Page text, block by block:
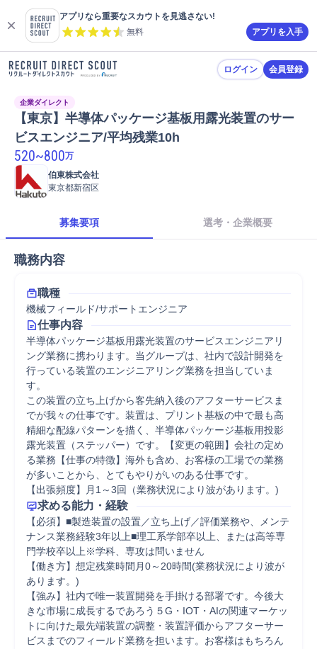
アプリなら重要なスカウトを見逃さない!
無料
アプリを入手
ログイン 会員登録
企業ダイレクト
【東京】半導体パッケージ基板用露光装置のサー
ビスエンジニア/平均残業10h
520~800万
伯東株式会社
東京都新宿区
募集要項 選考・企業概要
職務内容
職種
機械フィールド/サポートエンジニア
仕事内容
半導体パッケージ基板用露光装置のサービスエンジニアリ
ング業務に携わります。当グループは、社内で設計開発を
行っている装置のエンジニアリング業務を担当していま
す。
この装置の立ち上げから客先納入後のアフターサービスま
でが我々の仕事です。装置は、プリント基板の中で最も高
精細な配線パターンを描く、半導体パッケージ基板用投影
露光装置（ステッパー）です。【変更の範囲】会社の定め
る業務【仕事の特徴】海外も含め、お客様の工場での業務
が多いことから、とてもやりがいのある仕事です。
【出張頻度】月1～3回（業務状況により波があります。)
求める能力・経験
【必須】■製造装置の設置／立ち上げ／評価業務や、メンテ
ナンス業務経験3年以上■理工系学部卒以上、または高等専
門学校卒以上※学科、専攻は問いません
【働き方】想定残業時間月0～20時間(業務状況により波が
あります。)
【強み】社内で唯一装置開発を手掛ける部署です。今後大
きな市場に成長するであろう５G・IOT・AIの関連マーケッ
トに向けた最先端装置の調整・装置評価からアフターサー
ビスまでのフィールド業務を担います。お客様はもちろん